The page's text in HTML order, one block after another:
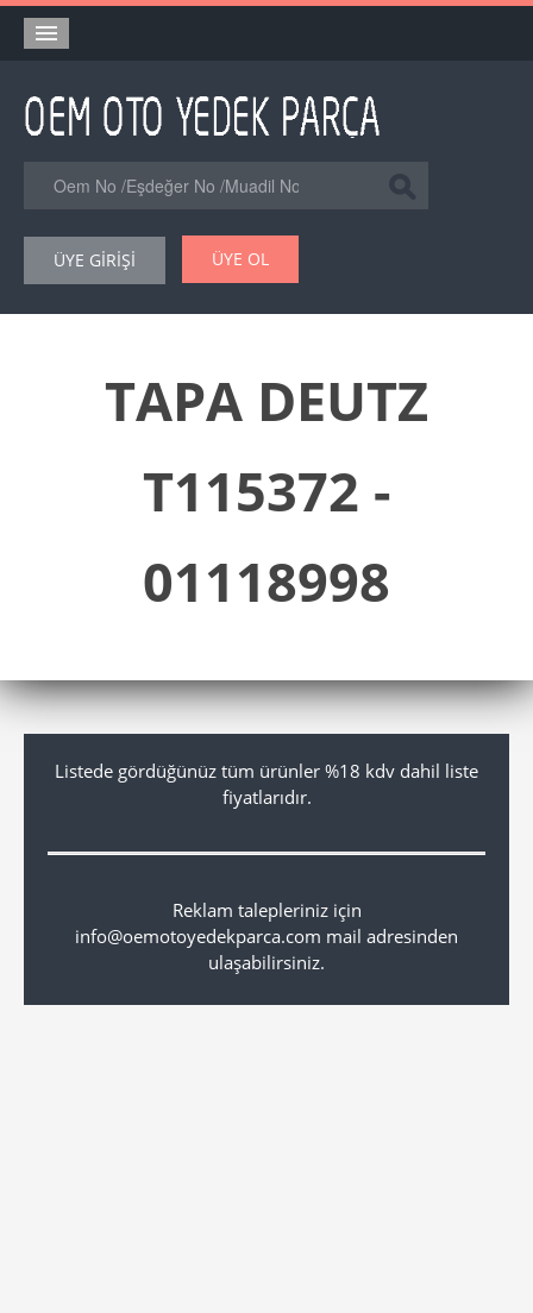
Orjinal Yedek Parça
Eşdeğer Muadil Yedek Parça
Şase Numarası VIN Yedekparça Sorgulama
Hakkımızda
ÜYE GİRİŞİ ÜYE OL
TAPA DEUTZ
T115372 -
01118998
Listede gördüğünüz tüm ürünler %18 kdv dahil liste
fiyatlarıdır.
Reklam talepleriniz için
info@oemotoyedekparca.com mail adresinden
ulaşabilirsiniz.